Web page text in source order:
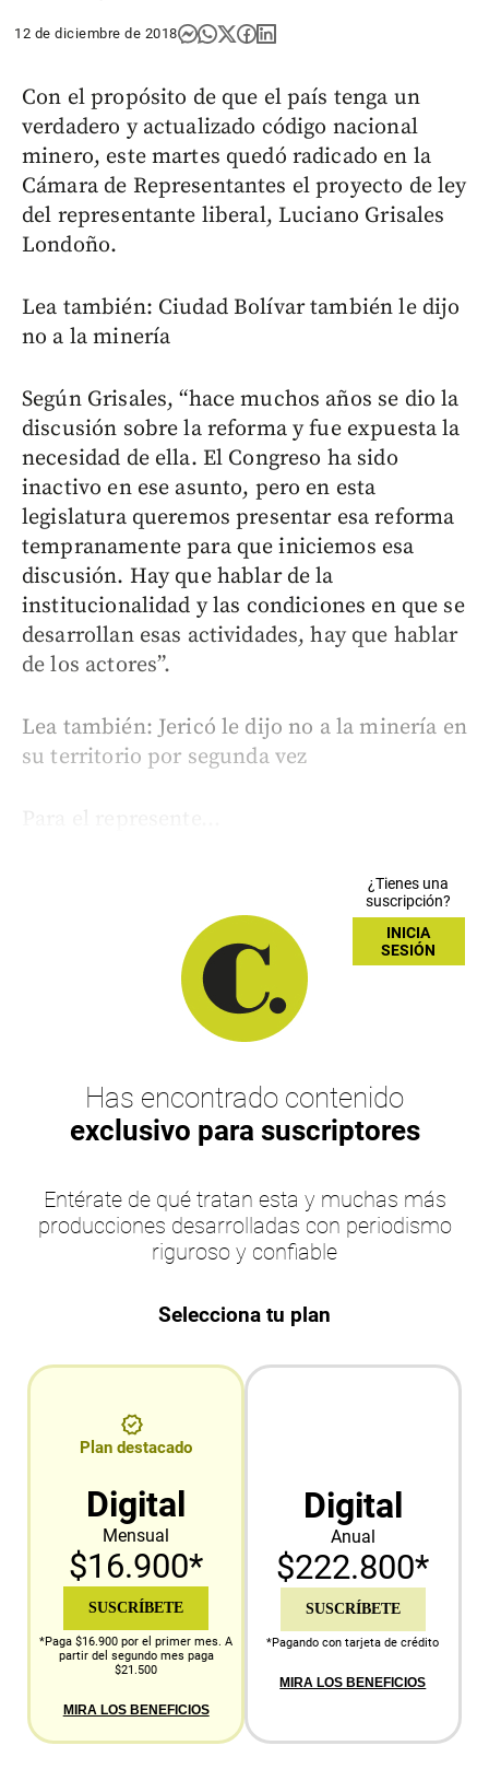
12 de diciembre de 2018
Con el propósito de que el país tenga un
verdadero y actualizado código nacional
minero, este martes quedó radicado en la
Cámara de Representantes el proyecto de ley
del representante liberal, Luciano Grisales
Londoño.
Lea también: Ciudad Bolívar también le dijo
no a la minería
Según Grisales, “hace muchos años se dio la
discusión sobre la reforma y fue expuesta la
necesidad de ella. El Congreso ha sido
inactivo en ese asunto, pero en esta
legislatura queremos presentar esa reforma
tempranamente para que iniciemos esa
discusión. Hay que hablar de la
institucionalidad y las condiciones en que se
desarrollan esas actividades, hay que hablar
de los actores”.
Lea también: Jericó le dijo no a la minería en
su territorio por segunda vez
Para el represente...
¿Tienes una
suscripción?
INICIA
SESIÓN
Has encontrado contenido
exclusivo para suscriptores
Entérate de qué tratan esta y muchas más
producciones desarrolladas con periodismo
riguroso y confiable
Selecciona tu plan
Plan destacado
Digital
Mensual
$16.900*
SUSCRÍBETE
*Paga $16.900 por el primer mes. A
partir del segundo mes paga
$21.500
MIRA LOS BENEFICIOS
Digital
Anual
$222.800*
SUSCRÍBETE
*Pagando con tarjeta de crédito
MIRA LOS BENEFICIOS